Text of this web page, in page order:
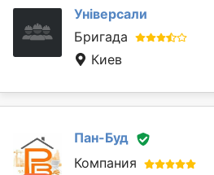
Універсали
Бригада
Киев
Пан-Буд
Компания